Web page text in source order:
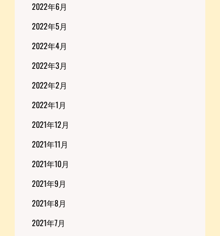
2022年6月
2022年5月
2022年4月
2022年3月
2022年2月
2022年1月
2021年12月
2021年11月
2021年10月
2021年9月
2021年8月
2021年7月